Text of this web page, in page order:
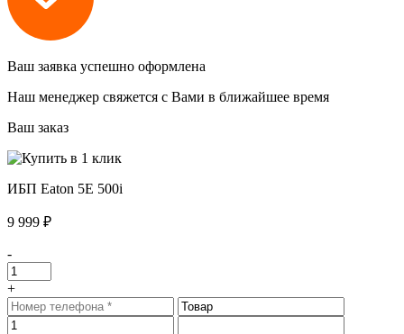
Ваш заявка успешно оформлена
Наш менеджер свяжется с Вами в ближайшее время
Ваш заказ
ИБП Eaton 5E 500i
9 999 ₽
-
+